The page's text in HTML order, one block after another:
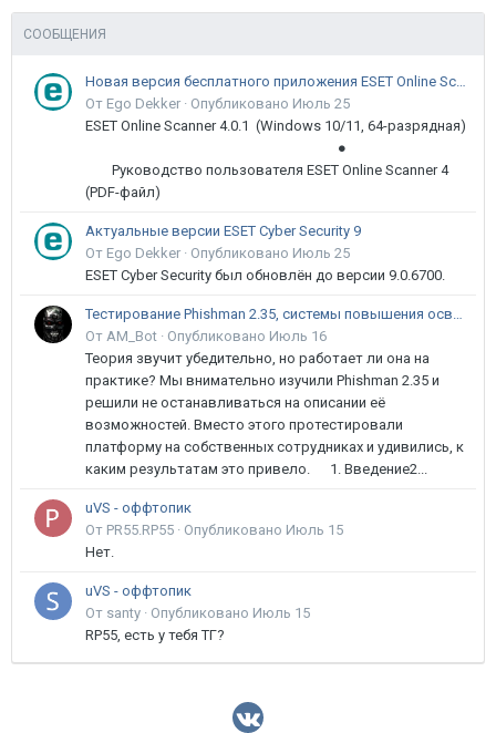
СООБЩЕНИЯ
Новая версия бесплатного приложения ESET Online Scanner доступна пользователям
От Ego Dekker · Опубликовано Июль 25
ESET Online Scanner 4.0.1 (Windows 10/11, 64-разрядная)
●
Руководство пользователя ESET Online Scanner 4
(PDF-файл)
Актуальные версии ESET Cyber Security 9
От Ego Dekker · Опубликовано Июль 25
ESET Cyber Security был обновлён до версии 9.0.6700.
Тестирование Phishman 2.35, системы повышения осведомлённости пользователей в сфере ИБ
От AM_Bot · Опубликовано Июль 16
Теория звучит убедительно, но работает ли она на
практике? Мы внимательно изучили Phishman 2.35 и
решили не останавливаться на описании её
возможностей. Вместо этого протестировали
платформу на собственных сотрудниках и удивились, к
каким результатам это привело. 1. Введение2...
uVS - оффтопик
От PR55.RP55 · Опубликовано Июль 15
Нет.
uVS - оффтопик
От santy · Опубликовано Июль 15
RP55, есть у тебя ТГ?